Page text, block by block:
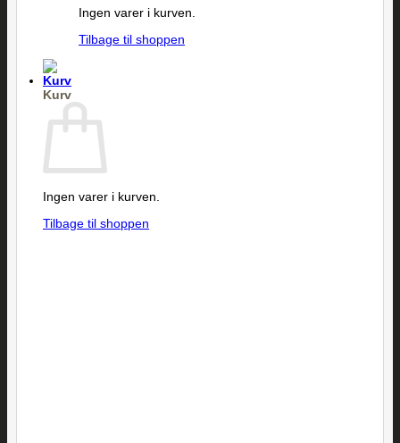
Ingen varer i kurven.
Tilbage til shoppen
Kurv
Ingen varer i kurven.
Tilbage til shoppen